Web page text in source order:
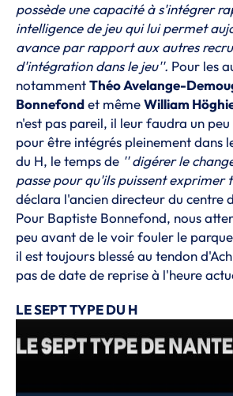
possède une capacité à s'intégrer
intelligence de jeu qui lui permet
avance par rapport aux autres
d'intégration dans le jeu''. Pour les
notammentThéo Avelange-
Bonnefondet mêmeWilliam
n'est pas pareil, il leur faudra un
pour être intégrés pleinement dans
du H, le temps de '' digérer le
passe pour qu'ils puissent exprimer
déclara l'ancien directeur du centre
Pour Baptiste Bonnefond, nous
peu avant de le voir fouler le
il est toujours blessé au tendon
pas de date de reprise à l'heure
LE SEPT TYPE DU H